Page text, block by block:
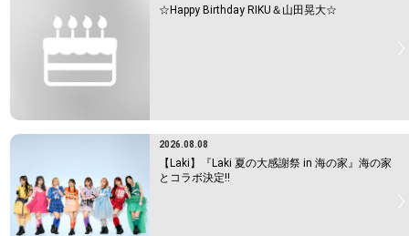
☆Happy Birthday RIKU＆山田晃大☆
2026.08.08
【Laki】『Laki 夏の大感謝祭 in 海の家』海の家
とコラボ決定!!